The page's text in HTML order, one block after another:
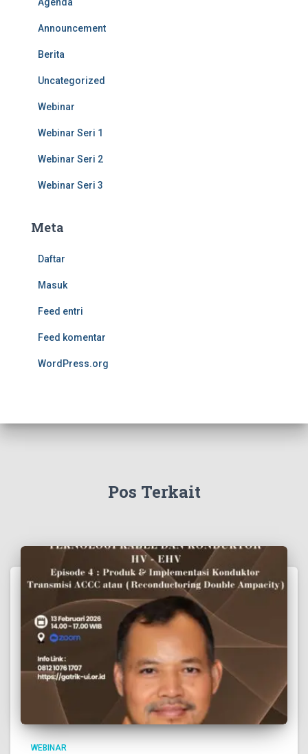
Agenda
Announcement
Berita
Uncategorized
Webinar
Webinar Seri 1
Webinar Seri 2
Webinar Seri 3
Meta
Daftar
Masuk
Feed entri
Feed komentar
WordPress.org
Pos Terkait
WEBINAR